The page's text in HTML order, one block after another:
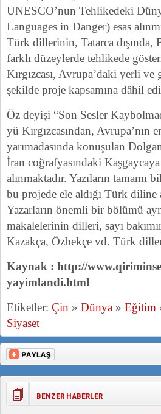
UNESCO’nun Tehlikedeki
Languages in Danger) esas
Türk dillerinin, Tatarca dışında,
farklı düzeylerde tehlikede
Kırgızcası, Avrupa’daki yerli
şekilde proje kapsamına dâhil
Öz deyişi “Son Sesler
yü Kırgızcasından, Avrupa’nın
yarımadasında konuşulan
İran coğrafyasındaki
alınmaktadır. Yazıların
bu projede ele aldığı Türk diline
Yazarların önemli bir bölümü
makalelerinin dilleri, sayı
Kazakça, Özbekçe vd. Türk
Kaynak : http://
yayimlandi.html
Etiketler: Çin » Dünya » Eğitim
Siyaset
BENZER HABERLER